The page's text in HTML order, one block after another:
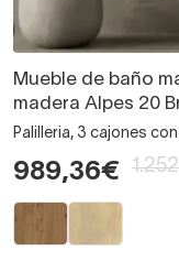
Mueble de baño
madera Alpes 20
Palilleria, 3 cajones
989,36€